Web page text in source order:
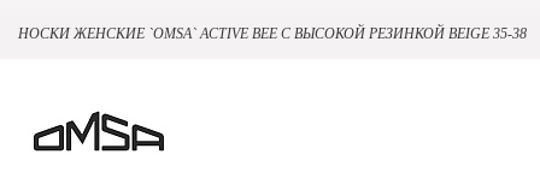
НОСКИ ЖЕНСКИЕ `OMSA` ACTIVE BEE С ВЫСОКОЙ РЕЗИНКОЙ BEIGE 35-38